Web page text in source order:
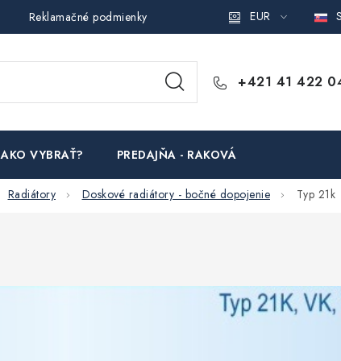
Reklamačné podmienky Podmienky ochrany osobných
EUR
+421 41 422
AKO VYBRAŤ? PREDAJŇA - RAKOVÁ
Radiátory Doskové radiátory - bočné dopojenie Typ 21k